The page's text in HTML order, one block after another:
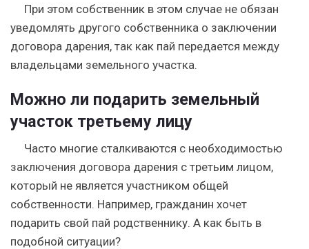
При этом собственник в этом случае не обязан
уведомлять другого собственника о заключении
договора дарения, так как пай передается между
владельцами земельного участка.
Можно ли подарить земельный
участок третьему лицу
Часто многие сталкиваются с необходимостью
заключения договора дарения с третьим лицом,
который не является участником общей
собственности. Например, гражданин хочет
подарить свой пай родственнику. А как быть в
подобной ситуации?